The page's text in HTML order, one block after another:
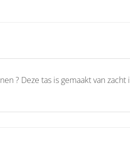
? Deze tas is gemaakt van